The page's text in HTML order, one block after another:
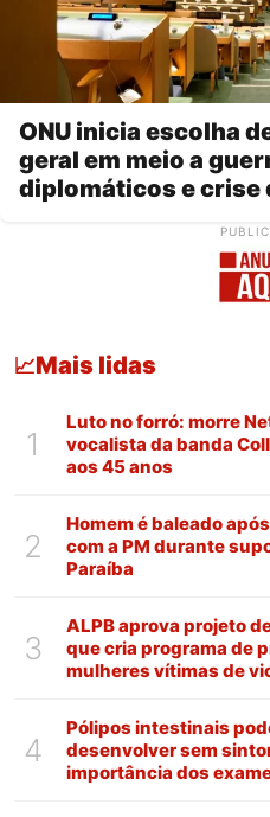
ONU inicia escolha
geral em meio a
diplomáticos e crise
📈Mais lidas
1
Luto no forró: morre
vocalista da banda
aos 45 anos
2
Homem é baleado
com a PM durante
Paraíba
3
ALPB aprova projeto
que cria programa de
mulheres vítimas de
4
Pólipos intestinais
desenvolver sem
importância dos